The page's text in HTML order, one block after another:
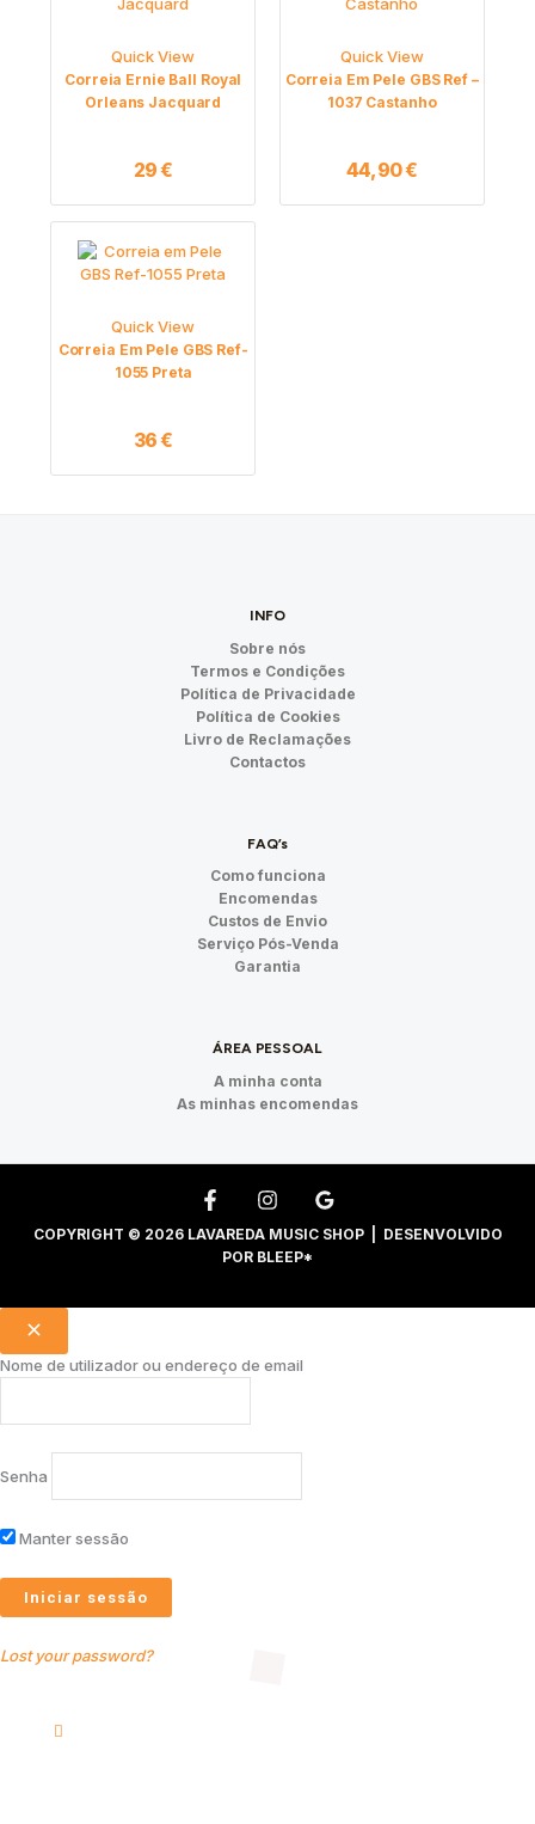
Quick View
Correia Ernie Ball Royal
Orleans Jacquard
29€
Quick View
Correia Em Pele GBS Ref –
1037 Castanho
44,90€
Quick View
Correia Em Pele GBS Ref-
1055 Preta
36€
INFO
Sobre nós
Termos e Condições
Política de Privacidade
Política de Cookies
Livro de Reclamações
Contactos
FAQ’s
Como funciona
Encomendas
Custos de Envio
Serviço Pós-Venda
Garantia
ÁREA PESSOAL
A minha conta
As minhas encomendas
COPYRIGHT © 2026 LAVAREDA MUSIC SHOP | DESENVOLVIDO
POR BLEEP*
Nome de utilizador ou endereço de email
Senha
Manter sessão
Lost your password?